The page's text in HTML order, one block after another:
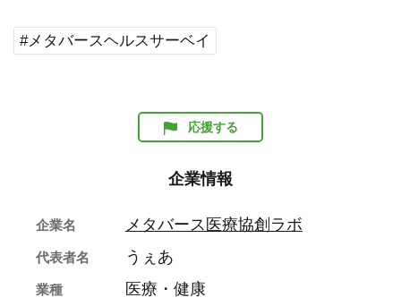
#メタバースヘルスサーベイ
応援する
企業情報
企業名 メタバース医療協創ラボ
代表者名 うぇあ
業種 医療・健康